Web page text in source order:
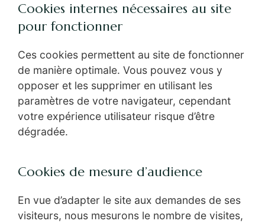
Cookies internes nécessaires au site
pour fonctionner
Ces cookies permettent au site de fonctionner
de manière optimale. Vous pouvez vous y
opposer et les supprimer en utilisant les
paramètres de votre navigateur, cependant
votre expérience utilisateur risque d’être
dégradée.
Cookies de mesure d’audience
En vue d’adapter le site aux demandes de ses
visiteurs, nous mesurons le nombre de visites,